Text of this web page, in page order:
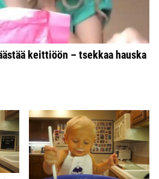
keittiöön – tsekkaa hauska